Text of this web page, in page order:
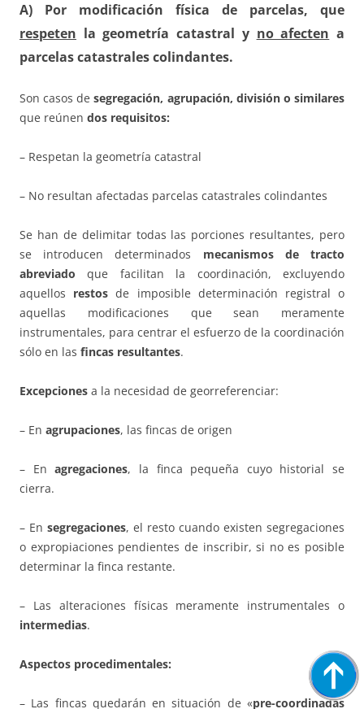
A) Por modificación física de parcelas, que
respeten la geometría catastral y no afecten a
parcelas catastrales colindantes.
Son casos desegregación, agrupación, división o similares
que reúnen dos requisitos:
– Respetan la geometría catastral
– No resultan afectadas parcelas catastrales colindantes
Se han de delimitar todas las porciones resultantes, pero
se introducen determinados mecanismos de tracto
abreviado que facilitan la coordinación, excluyendo
aquellos restos de imposible determinación registral o
aquellas modificaciones que sean meramente
instrumentales, para centrar el esfuerzo de la coordinación
sólo en las fincas resultantes.
Excepciones a la necesidad de georreferenciar:
– En agrupaciones, las fincas de origen
– Enagregaciones, la finca pequeña cuyo historial se
cierra.
– En segregaciones, el resto cuando existen segregaciones
o expropiaciones pendientes de inscribir, si no es posible
determinar la finca restante.
– Las alteraciones físicas meramente instrumentales o
intermedias.
Aspectos procedimentales:
– Las fincas quedarán en situación de «pre-coordinadas